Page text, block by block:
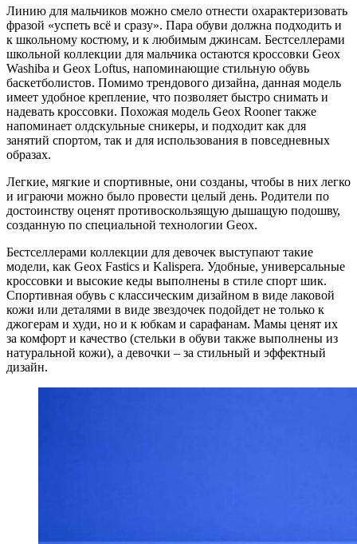
Линию для мальчиков можно смело отнести охарактеризовать
фразой «успеть всё и сразу». Пара обуви должна подходить и
к школьному костюму, и к любимым джинсам. Бестселлерами
школьной коллекции для мальчика остаются кроссовки Geox
Washiba и Geox Loftus, напоминающие стильную обувь
баскетболистов. Помимо трендового дизайна, данная модель
имеет удобное крепление, что позволяет быстро снимать и
надевать кроссовки. Похожая модель Geox Rooner также
напоминает олдскульные сникеры, и подходит как для
занятий спортом, так и для использования в повседневных
образах.
Легкие, мягкие и спортивные, они созданы, чтобы в них легко
и играючи можно было провести целый день. Родители по
достоинству оценят противоскользящую дышащую подошву,
созданную по специальной технологии Geox.
Бестселлерами коллекции для девочек выступают такие
модели, как Geox Fastics и Kalispera. Удобные, универсальные
кроссовки и высокие кеды выполнены в стиле спорт шик.
Спортивная обувь с классическим дизайном в виде лаковой
кожи или деталями в виде звездочек подойдет не только к
джогерам и худи, но и к юбкам и сарафанам. Мамы ценят их
за комфорт и качество (стельки в обуви также выполнены из
натуральной кожи), а девочки – за стильный и эффектный
дизайн.